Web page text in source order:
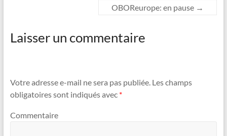
OBOReurope: en pause →
Laisser un commentaire
Votre adresse e-mail ne sera pas publiée. Les champs
obligatoires sont indiqués avec *
Commentaire